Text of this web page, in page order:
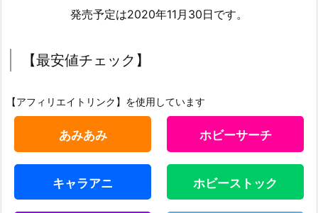
発売予定は2020年11月30日です。
【最安値チェック】
【アフィリエイトリンク】を使用しています
あみあみ ホビーサーチ
キャラアニ ホビーストック